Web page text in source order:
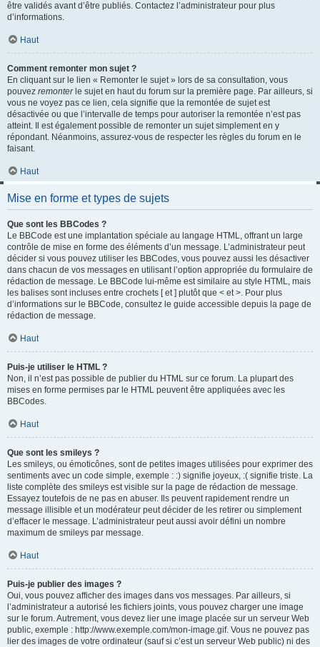
être validés avant d’être publiés. Contactez l’administrateur pour plus
d’informations.
Haut
Comment remonter mon sujet ?
En cliquant sur le lien « Remonter le sujet » lors de sa consultation, vous
pouvez remonterle sujet en haut du forum sur la première page. Par ailleurs, si
vous ne voyez pas ce lien, cela signifie que la remontée de sujet est
désactivée ou que l’intervalle de temps pour autoriser la remontée n’est pas
atteint. Il est également possible de remonter un sujet simplement en y
répondant. Néanmoins, assurez-vous de respecter les règles du forum en le
faisant.
Haut
Mise en forme et types de sujets
Que sont les BBCodes ?
Le BBCode est une implantation spéciale au langage HTML, offrant un large
contrôle de mise en forme des éléments d’un message. L’administrateur peut
décider si vous pouvez utiliser les BBCodes, vous pouvez aussi les désactiver
dans chacun de vos messages en utilisant l’option appropriée du formulaire de
rédaction de message. Le BBCode lui-même est similaire au style HTML, mais
les balises sont incluses entre crochets [ et ] plutôt que < et >. Pour plus
d’informations sur le BBCode, consultez le guide accessible depuis la page de
rédaction de message.
Haut
Puis-je utiliser le HTML ?
Non, il n’est pas possible de publier du HTML sur ce forum. La plupart des
mises en forme permises par le HTML peuvent être appliquées avec les
BBCodes.
Haut
Que sont les smileys ?
Les smileys, ou émoticônes, sont de petites images utilisées pour exprimer des
sentiments avec un code simple, exemple : :) signifie joyeux, :( signifie triste. La
liste complète des smileys est visible sur la page de rédaction de message.
Essayez toutefois de ne pas en abuser. Ils peuvent rapidement rendre un
message illisible et un modérateur peut décider de les retirer ou simplement
d’effacer le message. L’administrateur peut aussi avoir défini un nombre
maximum de smileys par message.
Haut
Puis-je publier des images ?
Oui, vous pouvez afficher des images dans vos messages. Par ailleurs, si
l’administrateur a autorisé les fichiers joints, vous pouvez charger une image
sur le forum. Autrement, vous devez lier une image placée sur un serveur Web
public, exemple : http://www.exemple.com/mon-image.gif. Vous ne pouvez pas
lier des images de votre ordinateur (sauf si c’est un serveur Web public) ni des